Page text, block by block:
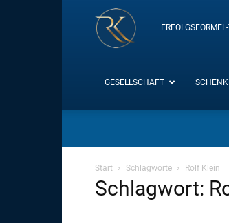
RK-
Insight
Blog
GESELLSCHAFT
Start Schlagworte Rolf Klein
Schlagwort: